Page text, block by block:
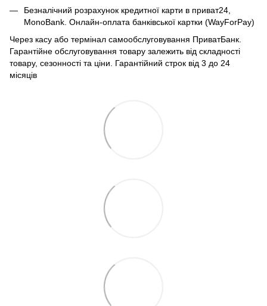
Безналічний розрахунок кредитної карти в приват24,
MonoBank. Онлайн-оплата банківської картки (WayForPay)
Через касу або термінал самообслуговування ПриватБанк.
Гарантійне обслуговування товару залежить від складності
товару, сезонності та ціни. Гарантійний строк від 3 до 24
місяців